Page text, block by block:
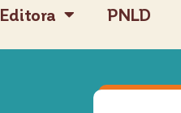
Editora PNLD